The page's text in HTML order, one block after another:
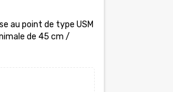
au point de type USM
de 45 cm /